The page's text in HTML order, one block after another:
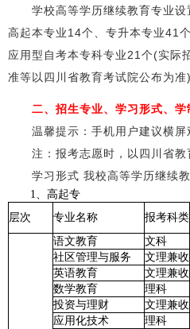
学校高等学历继续教育专业设
高起本专业14个、专升本专业41
应用型自考本专科专业21个(实际
准等以四川省教育考试院公布为准)
二、招生专业、学习形式、学
温馨提示：手机用户建议横屏
注：报考志愿时，以四川省教
学习形式 我校高等学历继续教
1、高起专
层次
专业名称 报考科类
语文教育 文科
社区管理与服务 文理兼收
英语教育
文理兼收
数学教育
理科
投资与理财
文理兼收
应用化技术
理科